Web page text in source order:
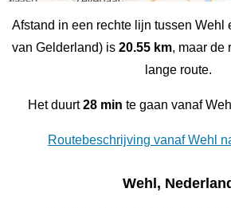
Afstand in een rechte lijn tussen Wehl
van Gelderland) is 20.55 km, maar de
lange route.
Het duurt28 min te gaan vanaf
Routebeschrijving vanaf Wehl
Wehl,